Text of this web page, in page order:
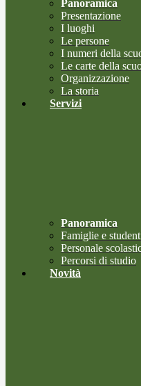
Panoramica
Presentazione
I luoghi
Le persone
I numeri della
Le carte della
Organizzazione
La storia
Servizi
Panoramica
Famiglie e
Personale
Percorsi di studio
Novità